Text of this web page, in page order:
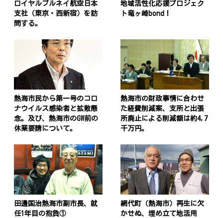
ロイヤルブルネイ航空日本
支社（東京・西新宿）を訪
問する。
地域活性化応援プロジェク
ト竜ヶ崎bond！
熱海市民から第一号のコロ
ナウイルス感染者と拡散懸
念。及び、熱海市のGW前の
休業要請について。
熱海市の財政事情に合わせ
た経費削減案、支所と出張
所廃止による削減額は約4,7
千万円。
田邊国治熱海市副市長、就
任1年目の抱負①
網代町（熱海市）再生に欠
かせぬ、埋め立て地活用